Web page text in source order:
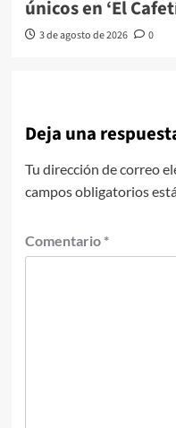
únicos en ‘El
3 de agosto de 2026 0
Deja una
Tu dirección de correo
campos obligatorios
Comentario *